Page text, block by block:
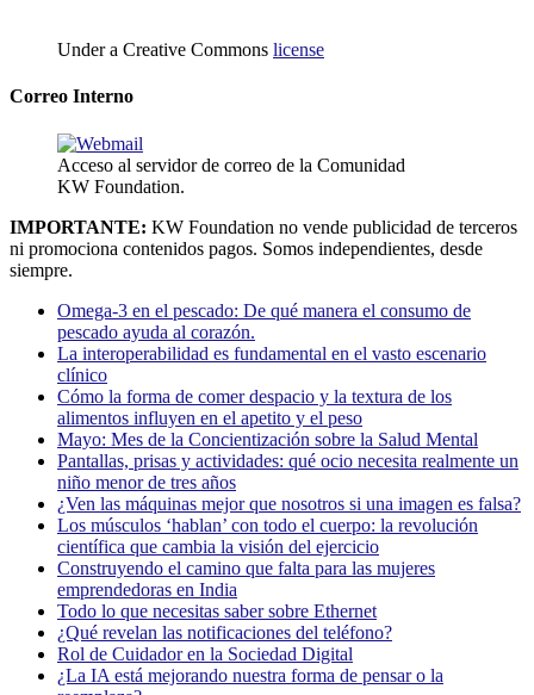
Under a Creative Commons license
Correo Interno
Acceso al servidor de correo de la Comunidad
KW Foundation.
IMPORTANTE: KW Foundation no vende publicidad de terceros
ni promociona contenidos pagos. Somos independientes, desde
siempre.
Omega-3 en el pescado: De qué manera el consumo de
pescado ayuda al corazón.
La interoperabilidad es fundamental en el vasto escenario
clínico
Cómo la forma de comer despacio y la textura de los
alimentos influyen en el apetito y el peso
Mayo: Mes de la Concientización sobre la Salud Mental
Pantallas, prisas y actividades: qué ocio necesita realmente un
niño menor de tres años
¿Ven las máquinas mejor que nosotros si una imagen es falsa?
Los músculos ‘hablan’ con todo el cuerpo: la revolución
científica que cambia la visión del ejercicio
Construyendo el camino que falta para las mujeres
emprendedoras en India
Todo lo que necesitas saber sobre Ethernet
¿Qué revelan las notificaciones del teléfono?
Rol de Cuidador en la Sociedad Digital
¿La IA está mejorando nuestra forma de pensar o la